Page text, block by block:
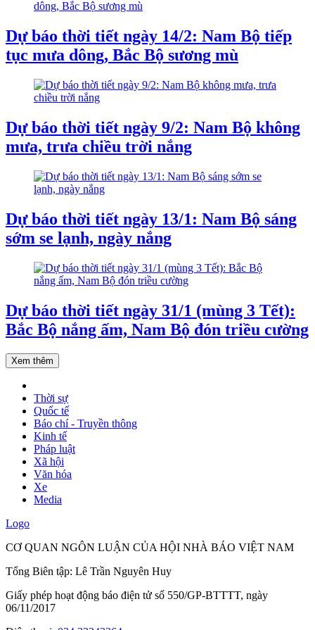
Dự báo thời tiết ngày 14/2: Nam Bộ tiếp
tục mưa dông, Bắc Bộ sương mù
Dự báo thời tiết ngày 9/2: Nam Bộ không
mưa, trưa chiều trời nắng
Dự báo thời tiết ngày 13/1: Nam Bộ sáng
sớm se lạnh, ngày nắng
Dự báo thời tiết ngày 31/1 (mùng 3 Tết):
Bắc Bộ nắng ấm, Nam Bộ đón triều cường
Xem thêm
Thời sự
Quốc tế
Báo chí - Truyền thông
Kinh tế
Pháp luật
Xã hội
Văn hóa
Xe
Media
Logo
CƠ QUAN NGÔN LUẬN CỦA HỘI NHÀ BÁO VIỆT NAM
Tổng Biên tập: Lê Trần Nguyên Huy
Giấy phép hoạt động báo điện tử số 550/GP-BTTTT, ngày
06/11/2017